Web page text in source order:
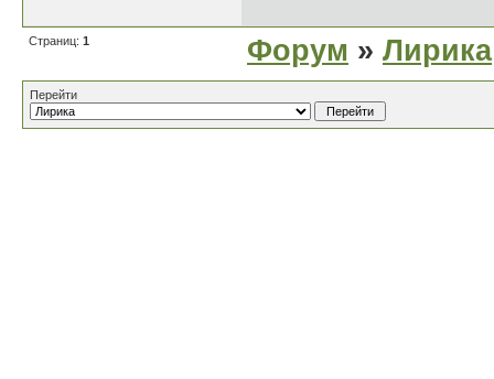
Страниц: 1 Форум » Лирика
Перейти